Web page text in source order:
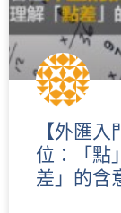
【外匯
位：「點
差」的含